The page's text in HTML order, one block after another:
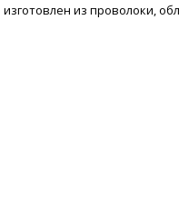
изготовлен из проволоки,